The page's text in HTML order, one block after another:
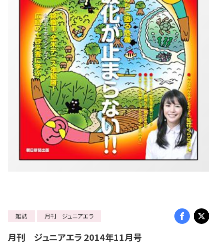
雑誌 月刊 ジュニアエラ
月刊 ジュニアエラ 2014年11月号